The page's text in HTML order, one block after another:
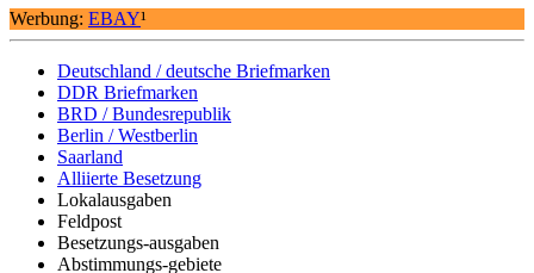
Werbung: EBAY¹
Deutschland / deutsche Briefmarken
DDR Briefmarken
BRD / Bundesrepublik
Berlin / Westberlin
Saarland
Alliierte Besetzung
Lokalausgaben
Feldpost
Besetzungs-ausgaben
Abstimmungs-gebiete